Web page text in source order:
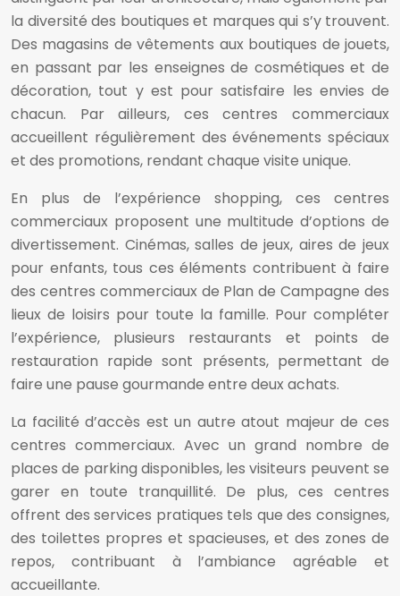
la diversité des boutiques et marques qui s’y trouvent.
Des magasins de vêtements aux boutiques de jouets,
en passant par les enseignes de cosmétiques et de
décoration, tout y est pour satisfaire les envies de
chacun. Par ailleurs, ces centres commerciaux
accueillent régulièrement des événements spéciaux
et des promotions, rendant chaque visite unique.
En plus de l’expérience shopping, ces centres
commerciaux proposent une multitude d’options de
divertissement. Cinémas, salles de jeux, aires de jeux
pour enfants, tous ces éléments contribuent à faire
des centres commerciaux de Plan de Campagne des
lieux de loisirs pour toute la famille. Pour compléter
l’expérience, plusieurs restaurants et points de
restauration rapide sont présents, permettant de
faire une pause gourmande entre deux achats.
La facilité d’accès est un autre atout majeur de ces
centres commerciaux. Avec un grand nombre de
places de parking disponibles, les visiteurs peuvent se
garer en toute tranquillité. De plus, ces centres
offrent des services pratiques tels que des consignes,
des toilettes propres et spacieuses, et des zones de
repos, contribuant à l’ambiance agréable et
accueillante.